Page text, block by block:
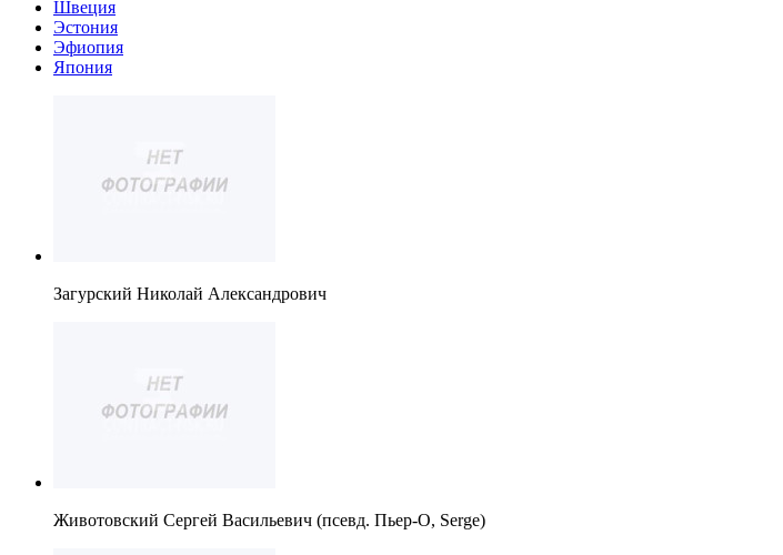
Швеция
Эстония
Эфиопия
Япония
Загурский Николай Александрович
Животовский Сергей Васильевич (псевд. Пьер-О, Serge)